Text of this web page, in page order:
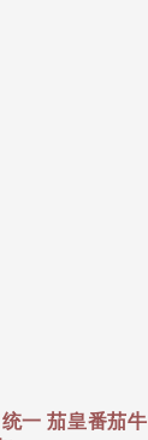
统一 茄皇番茄牛